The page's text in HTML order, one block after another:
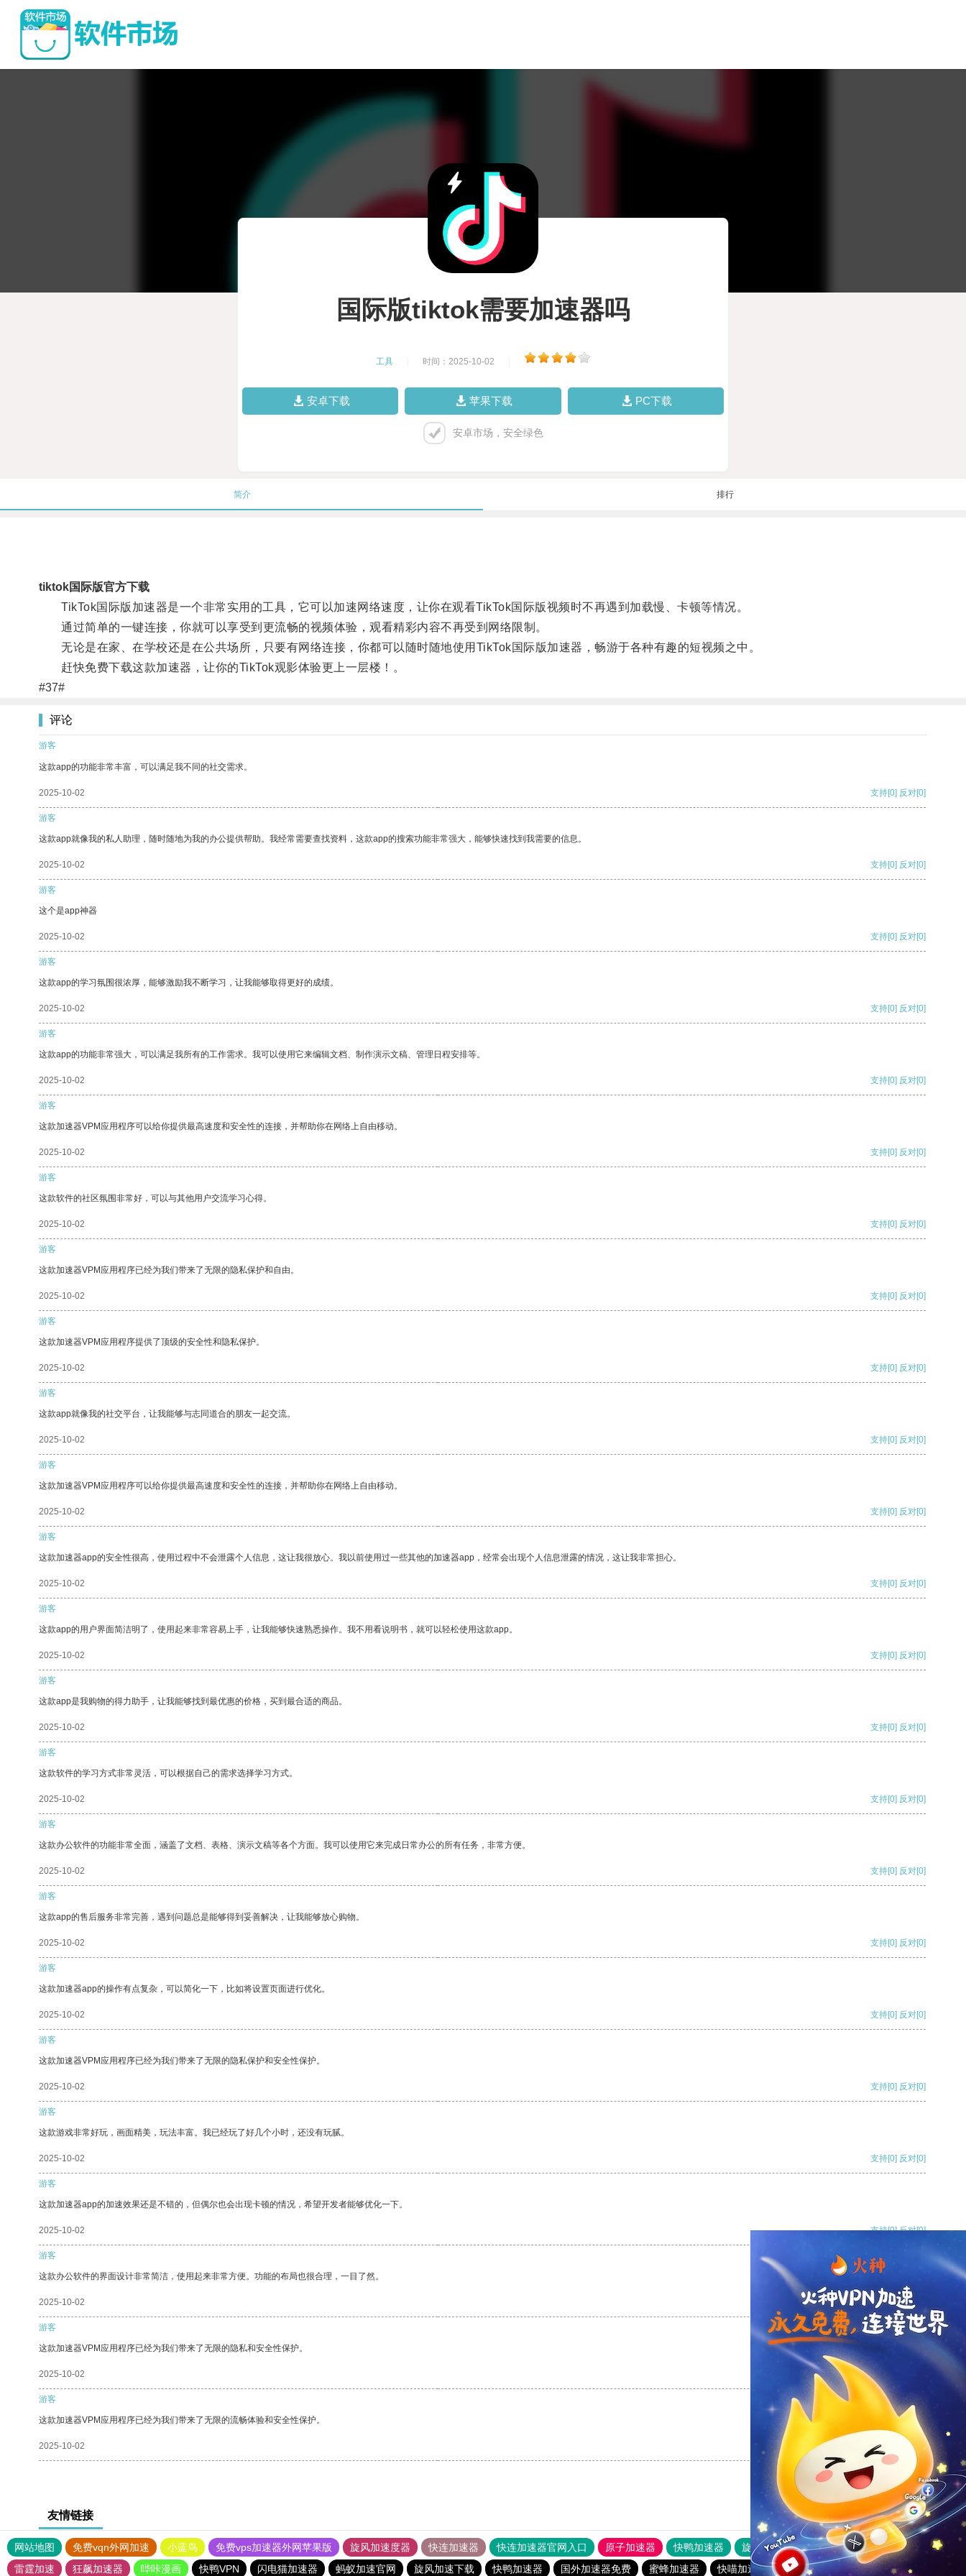
国际版tiktok需要加速器吗
工具 时间：2025-10-02
安卓下载 苹果下载 PC下载
安卓市场，安全绿色
简介 排行
tiktok国际版官方下载
TikTok国际版加速器是一个非常实用的工具，它可以加速网络速度，让你在观看TikTok国际版视频时不再遇到加载慢、卡顿等情况。
通过简单的一键连接，你就可以享受到更流畅的视频体验，观看精彩内容不再受到网络限制。
无论是在家、在学校还是在公共场所，只要有网络连接，你都可以随时随地使用TikTok国际版加速器，畅游于各种有趣的短视频之中。
赶快免费下载这款加速器，让你的TikTok观影体验更上一层楼！。
#37#
评论
游客
这款app的功能非常丰富，可以满足我不同的社交需求。
2025-10-02 支持[0] 反对[0]
游客
这款app就像我的私人助理，随时随地为我的办公提供帮助。我经常需要查找资料，这款app的搜索功能非常强大，能够快速找到我需要的信息。
2025-10-02 支持[0] 反对[0]
游客
这个是app神器
2025-10-02 支持[0] 反对[0]
游客
这款app的学习氛围很浓厚，能够激励我不断学习，让我能够取得更好的成绩。
2025-10-02 支持[0] 反对[0]
游客
这款app的功能非常强大，可以满足我所有的工作需求。我可以使用它来编辑文档、制作演示文稿、管理日程安排等。
2025-10-02 支持[0] 反对[0]
游客
这款加速器VPM应用程序可以给你提供最高速度和安全性的连接，并帮助你在网络上自由移动。
2025-10-02 支持[0] 反对[0]
游客
这款软件的社区氛围非常好，可以与其他用户交流学习心得。
2025-10-02 支持[0] 反对[0]
游客
这款加速器VPM应用程序已经为我们带来了无限的隐私保护和自由。
2025-10-02 支持[0] 反对[0]
游客
这款加速器VPM应用程序提供了顶级的安全性和隐私保护。
2025-10-02 支持[0] 反对[0]
游客
这款app就像我的社交平台，让我能够与志同道合的朋友一起交流。
2025-10-02 支持[0] 反对[0]
游客
这款加速器VPM应用程序可以给你提供最高速度和安全性的连接，并帮助你在网络上自由移动。
2025-10-02 支持[0] 反对[0]
游客
这款加速器app的安全性很高，使用过程中不会泄露个人信息，这让我很放心。我以前使用过一些其他的加速器app，经常会出现个人信息泄露的情况，这让我非常担心。
2025-10-02 支持[0] 反对[0]
游客
这款app的用户界面简洁明了，使用起来非常容易上手，让我能够快速熟悉操作。我不用看说明书，就可以轻松使用这款app。
2025-10-02 支持[0] 反对[0]
游客
这款app是我购物的得力助手，让我能够找到最优惠的价格，买到最合适的商品。
2025-10-02 支持[0] 反对[0]
游客
这款软件的学习方式非常灵活，可以根据自己的需求选择学习方式。
2025-10-02 支持[0] 反对[0]
游客
这款办公软件的功能非常全面，涵盖了文档、表格、演示文稿等各个方面。我可以使用它来完成日常办公的所有任务，非常方便。
2025-10-02 支持[0] 反对[0]
游客
这款app的售后服务非常完善，遇到问题总是能够得到妥善解决，让我能够放心购物。
2025-10-02 支持[0] 反对[0]
游客
这款加速器app的操作有点复杂，可以简化一下，比如将设置页面进行优化。
2025-10-02 支持[0] 反对[0]
游客
这款加速器VPM应用程序已经为我们带来了无限的隐私保护和安全性保护。
2025-10-02 支持[0] 反对[0]
游客
这款游戏非常好玩，画面精美，玩法丰富。我已经玩了好几个小时，还没有玩腻。
2025-10-02 支持[0] 反对[0]
游客
这款加速器app的加速效果还是不错的，但偶尔也会出现卡顿的情况，希望开发者能够优化一下。
2025-10-02 支持[0] 反对[0]
游客
这款办公软件的界面设计非常简洁，使用起来非常方便。功能的布局也很合理，一目了然。
2025-10-02 支持[0] 反对
游客
这款加速器VPM应用程序已经为我们带来了无限的隐私和安全性保护。
2025-10-02 支持
游客
这款加速器VPM应用程序已经为我们带来了无限的流畅体验和安全性保护。
2025-10-02 支持 反对 [0]
友情链接
网站地图 免费vqn外网加速 小蓝鸟 免费vps加速器外网苹果版 旋风加速度器 快连加速器 快连加速器官网入口 原子加速器 快鸭加速器 旋风加速度器 外网网址导航
软件中心
雷霆加速
狂飙加速器 哔咔漫画 快鸭VPN 闪电猫加速器 蚂蚁加速官网 旋风加速下载 快鸭加速器 国外加速器免费 蜜蜂加速器 快喵加速器NPV 谷歌浏览器加速器